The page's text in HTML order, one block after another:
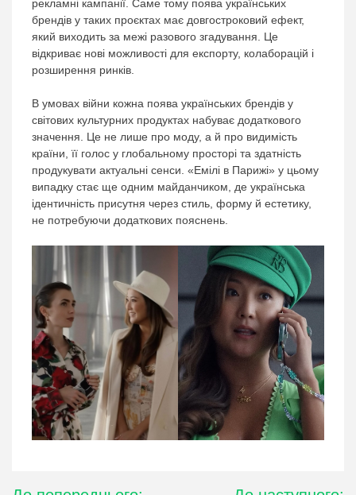
рекламні кампанії. Саме тому поява українських
брендів у таких проєктах має довгостроковий ефект,
який виходить за межі разового згадування. Це
відкриває нові можливості для експорту, колаборацій і
розширення ринків.
В умовах війни кожна поява українських брендів у
світових культурних продуктах набуває додаткового
значення. Це не лише про моду, а й про видимість
країни, її голос у глобальному просторі та здатність
продукувати актуальні сенси. «Емілі в Парижі» у цьому
випадку стає ще одним майданчиком, де українська
ідентичність присутня через стиль, форму й естетику,
не потребуючи додаткових пояснень.
Навігація